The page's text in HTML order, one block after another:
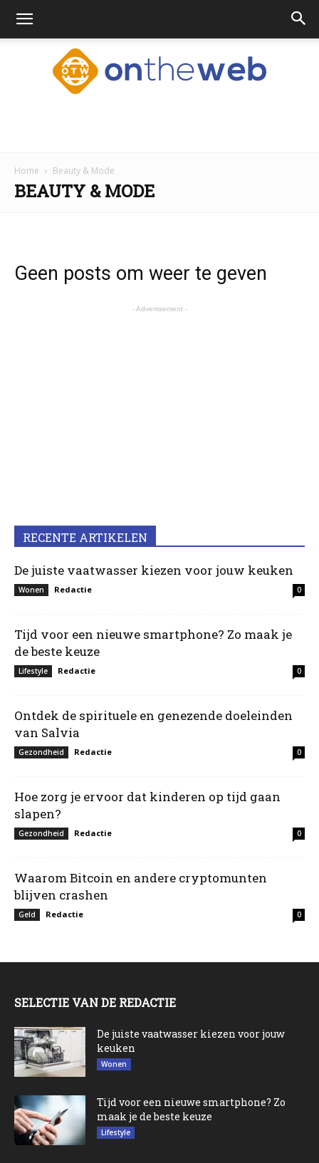
Home Beauty & Mode
BEAUTY & MODE
Geen posts om weer te geven
- Advertisement -
RECENTE ARTIKELEN
De juiste vaatwasser kiezen voor jouw keuken
Wonen Redactie 0
Tijd voor een nieuwe smartphone? Zo maak je
de beste keuze
Lifestyle Redactie 0
Ontdek de spirituele en genezende doeleinden
van Salvia
Gezondheid Redactie 0
Hoe zorg je ervoor dat kinderen op tijd gaan
slapen?
Gezondheid Redactie 0
Waarom Bitcoin en andere cryptomunten
blijven crashen
Geld Redactie 0
SELECTIE VAN DE REDACTIE
De juiste vaatwasser kiezen voor jouw
keuken
Wonen
Tijd voor een nieuwe smartphone? Zo
maak je de beste keuze
Lifestyle